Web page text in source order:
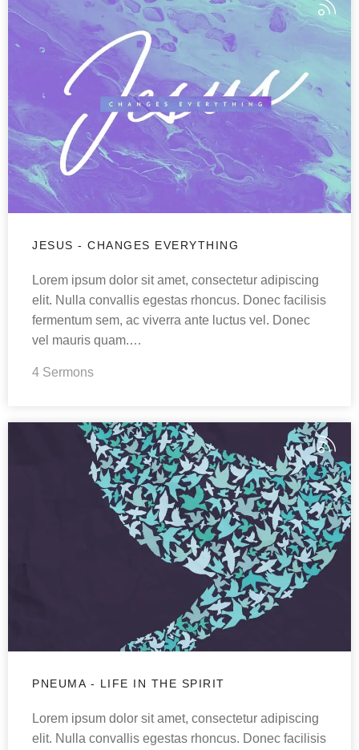
JESUS - CHANGES EVERYTHING
Lorem ipsum dolor sit amet, consectetur adipiscing
elit. Nulla convallis egestas rhoncus. Donec facilisis
fermentum sem, ac viverra ante luctus vel. Donec
vel mauris quam.…
4 Sermons
PNEUMA - LIFE IN THE SPIRIT
Lorem ipsum dolor sit amet, consectetur adipiscing
elit. Nulla convallis egestas rhoncus. Donec facilisis